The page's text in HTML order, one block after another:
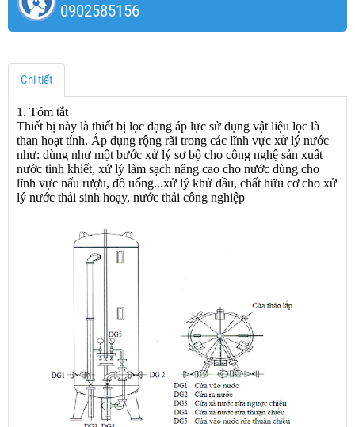
0902585156
Chi tiết
1. Tóm tắt
Thiết bị này là thiết bị lọc dạng áp lực sử dụng vật liệu lọc là
than hoạt tính. Áp dụng rộng rãi trong các lĩnh vực xử lý nước
như: dùng như một bước xử lý sơ bộ cho công nghệ sản xuất
nước tinh khiết, xử lý làm sạch nâng cao cho nước dùng cho
lĩnh vực nấu rượu, đồ uống...xử lý khử dầu, chất hữu cơ cho xử
lý nước thải sinh hoạy, nước thải công nghiệp